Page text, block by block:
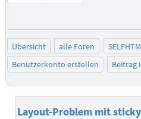
Übersicht alle Foren
Benutzerkonto erstellen
Beitrag
Layout-Problem mit